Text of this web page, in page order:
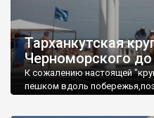
Тарханкутская
Черноморского
К сожалению настоящей
пешком вдоль